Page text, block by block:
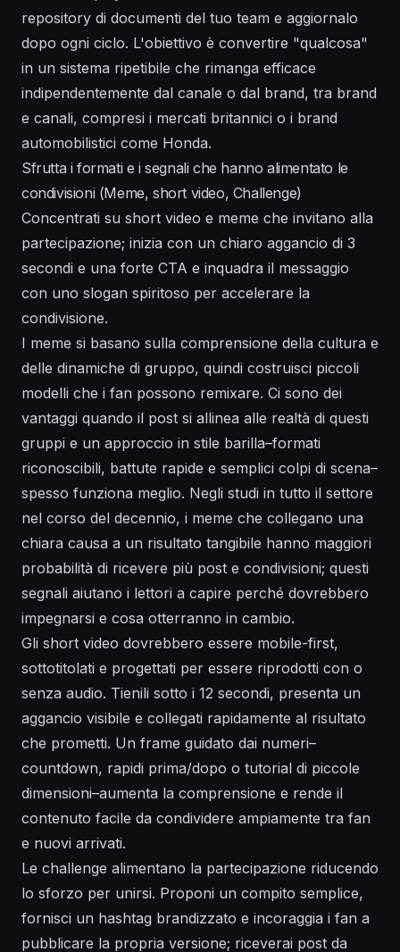
repository di documenti del tuo team e aggiornalo
dopo ogni ciclo. L'obiettivo è convertire "qualcosa"
in un sistema ripetibile che rimanga efficace
indipendentemente dal canale o dal brand, tra brand
e canali, compresi i mercati britannici o i brand
automobilistici come Honda.
Sfrutta i formati e i segnali che hanno alimentato le
condivisioni (Meme, short video, Challenge)
Concentrati su short video e meme che invitano alla
partecipazione; inizia con un chiaro aggancio di 3
secondi e una forte CTA e inquadra il messaggio
con uno slogan spiritoso per accelerare la
condivisione.
I meme si basano sulla comprensione della cultura e
delle dinamiche di gruppo, quindi costruisci piccoli
modelli che i fan possono remixare. Ci sono dei
vantaggi quando il post si allinea alle realtà di questi
gruppi e un approccio in stile barilla–formati
riconoscibili, battute rapide e semplici colpi di scena–
spesso funziona meglio. Negli studi in tutto il settore
nel corso del decennio, i meme che collegano una
chiara causa a un risultato tangibile hanno maggiori
probabilità di ricevere più post e condivisioni; questi
segnali aiutano i lettori a capire perché dovrebbero
impegnarsi e cosa otterranno in cambio.
Gli short video dovrebbero essere mobile-first,
sottotitolati e progettati per essere riprodotti con o
senza audio. Tienili sotto i 12 secondi, presenta un
aggancio visibile e collegati rapidamente al risultato
che prometti. Un frame guidato dai numeri–
countdown, rapidi prima/dopo o tutorial di piccole
dimensioni–aumenta la comprensione e rende il
contenuto facile da condividere ampiamente tra fan
e nuovi arrivati.
Le challenge alimentano la partecipazione riducendo
lo sforzo per unirsi. Proponi un compito semplice,
fornisci un hashtag brandizzato e incoraggia i fan a
pubblicare la propria versione; riceverai post da